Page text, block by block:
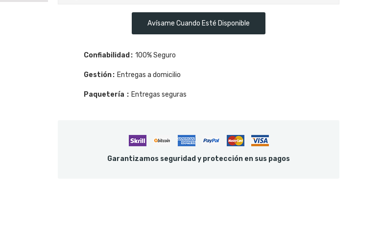
Avísame Cuando Esté Disponible
Confiabilidad 100% Seguro
Gestión Entregas a domicilio
Paquetería Entregas seguras
Garantizamos seguridad y protección en sus pagos